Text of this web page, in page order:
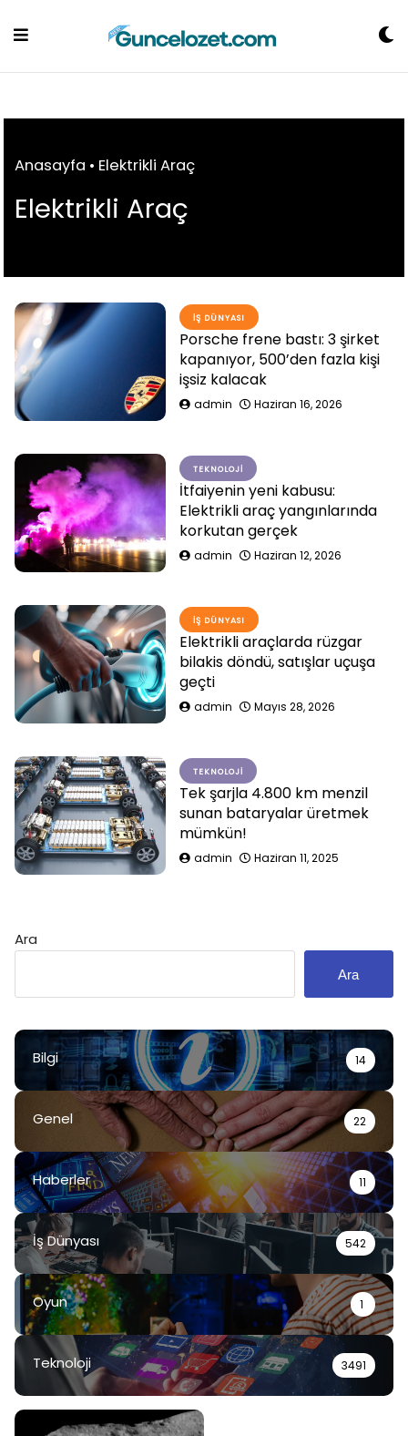
Anasayfa • Elektrikli Araç
Elektrikli Araç
İŞ DÜNYASI
Porsche frene bastı: 3 şirket
kapanıyor, 500’den fazla kişi
işsiz kalacak
admin Haziran 16, 2026
TEKNOLOJI
İtfaiyenin yeni kabusu:
Elektrikli araç yangınlarında
korkutan gerçek
admin Haziran 12, 2026
İŞ DÜNYASI
Elektrikli araçlarda rüzgar
bilakis döndü, satışlar uçuşa
geçti
admin Mayıs 28, 2026
TEKNOLOJI
Tek şarjla 4.800 km menzil
sunan bataryalar üretmek
mümkün!
admin Haziran 11, 2025
Ara
Ara
Bilgi 14
Genel 22
Haberler 11
İş Dünyası 542
Oyun 1
Teknoloji 3491